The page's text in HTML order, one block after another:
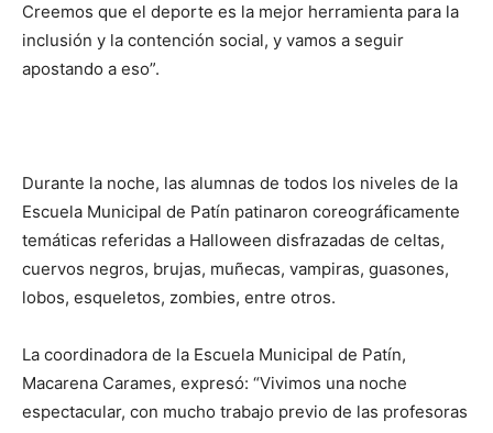
Creemos que el deporte es la mejor herramienta para la
inclusión y la contención social, y vamos a seguir
apostando a eso”.
Durante la noche, las alumnas de todos los niveles de la
Escuela Municipal de Patín patinaron coreográficamente
temáticas referidas a Halloween disfrazadas de celtas,
cuervos negros, brujas, muñecas, vampiras, guasones,
lobos, esqueletos, zombies, entre otros.
La coordinadora de la Escuela Municipal de Patín,
Macarena Carames, expresó: “Vivimos una noche
espectacular, con mucho trabajo previo de las profesoras